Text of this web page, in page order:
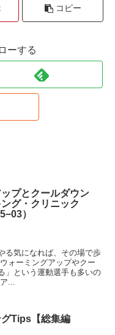
コピー
ーする
プとクールダウン
ング・クリニック
）
る気になれば、その場で歩
ォーミングアップやクー
」という運動選手も多いの
...
Tips【総集編